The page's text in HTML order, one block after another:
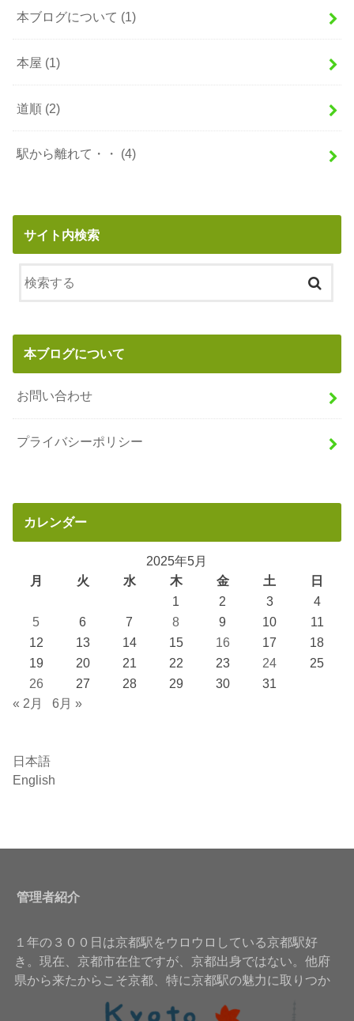
本ブログについて (1)
本屋 (1)
道順 (2)
駅から離れて・・ (4)
サイト内検索
本ブログについて
お問い合わせ
プライバシーポリシー
カレンダー
2025年5月
月
火 水 木 金 土
日
1
2 3
4
5
6 7 8 9 10
11
12
13 14 15 16 17
18
19
20 21 22 23 24
25
26
27 28 29 30
31
« 2月
6月 »
日本語
English
管理者紹介
１年の３００日は京都駅をウロウロしている京都駅好
き。現在、京都市在住ですが、京都出身ではない。他府
県から来たからこそ京都、特に京都駅の魅力に取りつか